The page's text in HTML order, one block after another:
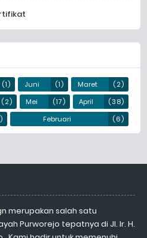
(1) Juni (1) Maret
(2)
(2) Mei (17) April
(38)
Februari (6)
merupakan salah satu
Purworejo tepatnya di Jl. Ir. H.